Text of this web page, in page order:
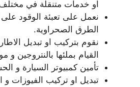
او خدمات متنقلة في
نعمل على تعبئة الوقود
الطرق الصحراوية.
نقوم بتركيب او تبديل
القيام بملئها بالنتروجين و
تأمين كمبيوتر السيارة و
تبديل او تركيب الفيوزات